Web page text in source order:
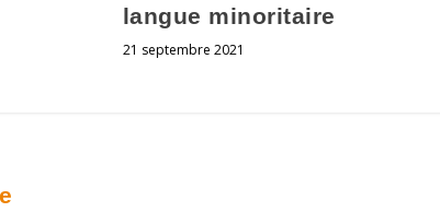
langue minoritaire
21 septembre 2021